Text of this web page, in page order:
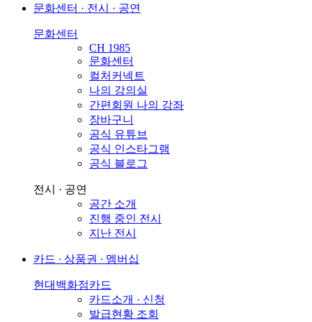
문화센터 · 전시 · 공연
문화센터
CH 1985
문화센터
컬처커넥트
나의 강의실
간편회원 나의 강좌
장바구니
공식 유튜브
공식 인스타그램
공식 블로그
전시 · 공연
공간 소개
진행 중인 전시
지난 전시
카드 ∙ 상품권 ∙ 멤버십
현대백화점카드
카드소개 · 신청
발급현황 조회